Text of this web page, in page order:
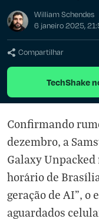
William Schendes
6 janeiro 2025,
Compartilhar
TechShake
Confirmando
dezembro, a
Galaxy
horário de
geração de AI”, o
aguardados